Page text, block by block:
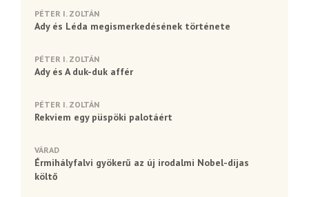
PÉTER I. ZOLTÁN
Ady és Léda megismerkedésének története
PÉTER I. ZOLTÁN
Ady és A duk-duk affér
PÉTER I. ZOLTÁN
Rekviem egy püspöki palotáért
VÁRAD
Érmihályfalvi gyökerű az új irodalmi Nobel-díjas
költő